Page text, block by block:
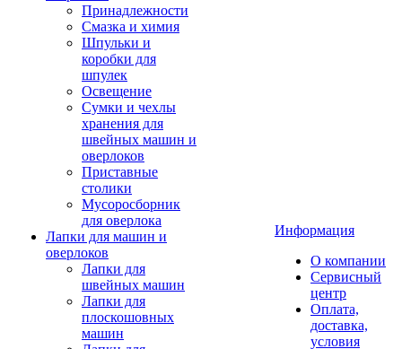
Принадлежности
Смазка и химия
Шпульки и
коробки для
шпулек
Освещение
Сумки и чехлы
хранения для
швейных машин и
оверлоков
Приставные
столики
Мусоросборник
для оверлока
Лапки для машин и
оверлоков
Лапки для
швейных машин
Лапки для
плоскошовных
машин
Информация
О компании
Сервисный
центр
Оплата,
доставка,
условия